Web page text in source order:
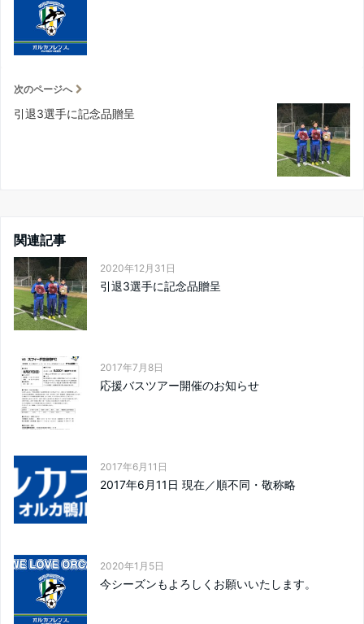
次のページへ
引退3選手に記念品贈呈
関連記事
2020年12月31日
引退3選手に記念品贈呈
2017年7月8日
応援バスツアー開催のお知らせ
2017年6月11日
2017年6月11日 現在／順不同・敬称略
2020年1月5日
今シーズンもよろしくお願いいたします。